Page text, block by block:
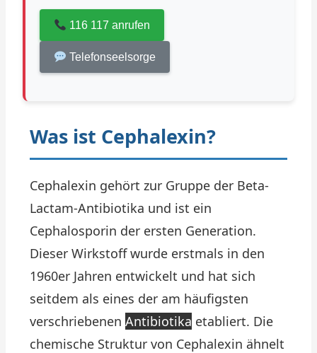
116 117 anrufen
Telefonseelsorge
Was ist Cephalexin?
Cephalexin gehört zur Gruppe der Beta-
Lactam-Antibiotika und ist ein
Cephalosporin der ersten Generation.
Dieser Wirkstoff wurde erstmals in den
1960er Jahren entwickelt und hat sich
seitdem als eines der am häufigsten
verschriebenen Antibiotika etabliert. Die
chemische Struktur von Cephalexin ähnelt